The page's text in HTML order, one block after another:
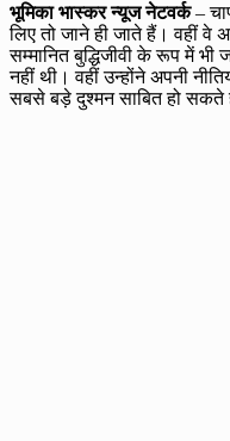
भूमिका भास्कर न्यूज नेटवर्क–
लिए तो जाने ही जाते हैं। वहीं वे
सम्‍मानित बुद्धिजीवी के रूप में भी
नहीं थी। वहीं उन्होंने अपनी
सबसे बड़े दुश्मन साबित हो सकते